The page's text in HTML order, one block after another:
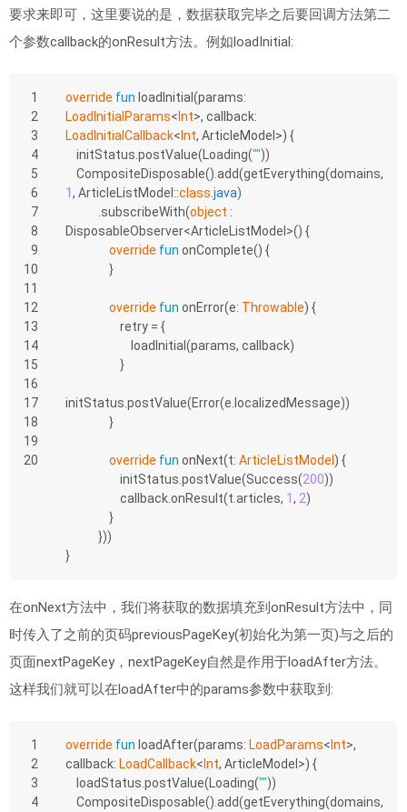
要求来即可，这里要说的是，数据获取完毕之后要回调方法第二
个参数callback的onResult方法。例如loadInitial:
1
2
3
4
5
6
7
8
9
10
11
12
13
14
15
16
17
18
19
20
override fun loadInitial
LoadInitialParams< Int
LoadInitialCallback< Int, ArticleModel>) {
    initStatus.postValue(Loading(
""))
1 , ArticleListModel::class java)
            .subscribeWith(
object :
DisposableObserver<ArticleListModel>() {
override fun onComplete() {
                }
override fun onError(e: Throwable) {
                    retry = {
                        loadInitial(params, callback)
                    }
initStatus.postValue(Error(e.localizedMessage))
                }
override fun onNext(t: ArticleListModel ) {
                    initStatus.postValue(Success(
200))
                    callback.onResult(t.articles,
1 , 2)
                }
            }))
}
在onNext方法中，我们将获取的数据填充到onResult方法中，同
时传入了之前的页码previousPageKey(初始化为第一页)与之后的
页面nextPageKey，nextPageKey自然是作用于loadAfter方法。
这样我们就可以在loadAfter中的params参数中获取到:
1
2
3
4
override fun loadAfter(params: LoadParams< Int>,
callback: LoadCallback< Int, ArticleModel>) {
    loadStatus.postValue(Loading(
""))